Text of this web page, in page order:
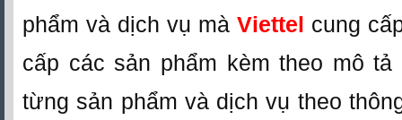
phẩm và dịch vụ mà Viettel
cung
cấp các sản phẩm kèm theo mô
từng sản phẩm và dịch vụ theo